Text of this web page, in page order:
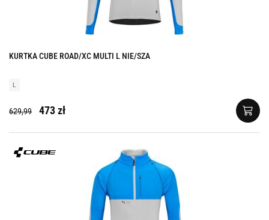
KURTKA CUBE ROAD/XC MULTI L NIE/SZA
L
629,99 473 zł